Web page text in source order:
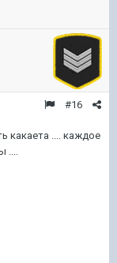
#16
какаета .... каждое
....